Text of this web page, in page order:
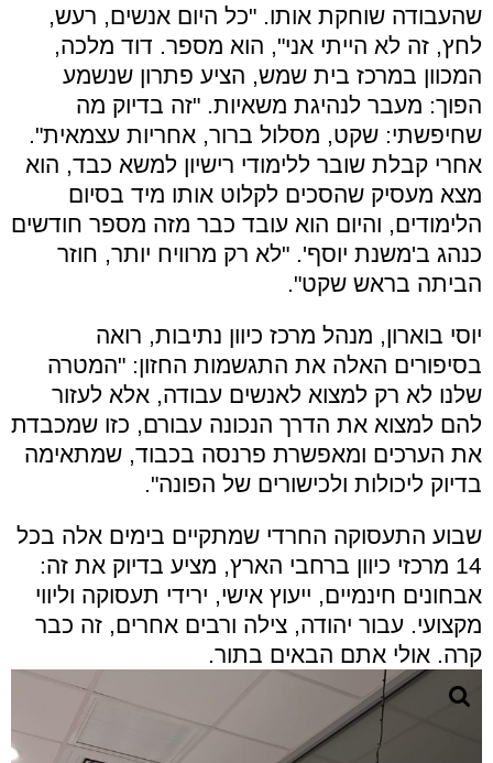
שהעבודה שוחקת אותו. "כל היום אנשים, רעש,
לחץ, זה לא הייתי אני", הוא מספר. דוד מלכה,
המכוון במרכז בית שמש, הציע פתרון שנשמע
הפוך: מעבר לנהיגת משאיות. "זה בדיוק מה
שחיפשתי: שקט, מסלול ברור, אחריות עצמאית".
אחרי קבלת שובר ללימודי רישיון למשא כבד, הוא
מצא מעסיק שהסכים לקלוט אותו מיד בסיום
הלימודים, והיום הוא עובד כבר מזה מספר חודשים
כנהג ב'משנת יוסף'. "לא רק מרוויח יותר, חוזר
הביתה בראש שקט".
יוסי בוארון, מנהל מרכז כיוון נתיבות, רואה
בסיפורים האלה את התגשמות החזון: "המטרה
שלנו לא רק למצוא לאנשים עבודה, אלא לעזור
להם למצוא את הדרך הנכונה עבורם, כזו שמכבדת
את הערכים ומאפשרת פרנסה בכבוד, שמתאימה
בדיוק ליכולות ולכישורים של הפונה".
שבוע התעסוקה החרדי שמתקיים בימים אלה בכל
14 מרכזי כיוון ברחבי הארץ, מציע בדיוק את זה:
אבחונים חינמיים, ייעוץ אישי, ירידי תעסוקה וליווי
מקצועי. עבור יהודה, צילה ורבים אחרים, זה כבר
קרה. אולי אתם הבאים בתור.